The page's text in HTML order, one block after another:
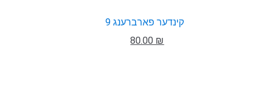
קינדער פארברענג 9
80.00 ₪